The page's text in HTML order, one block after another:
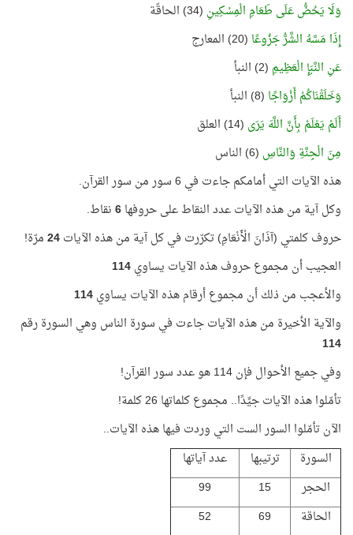
وَلَا يَحُضُّ عَلَى طَعَامِ الْمِسْكِينِ (34) الحاقّة
إِذَا مَسَّهُ الشَّرُّ جَزُوعًا (20) المعارج
عَنِ النَّبَإِ الْعَظِيمِ (2) النبأ
وَخَلَقْنَاكُمْ أَزْوَاجًا (8) النبأ
أَلَمْ يَعْلَمْ بِأَنَّ اللَّهَ يَرَى (14) العلق
مِنَ الْجِنَّةِ وَالنَّاسِ (6) الناس
هذه الآيات التي أمامكم جاءت في 6 سور من سور القرآن.
وكل آية من هذه الآيات عدد النقاط على حروفها6نقاط.
حروف كلمتي (آذَانَ الْأَنْعَامِ) تكرّرت في كل آية من هذه الآيات24مرّة!
العجيب أن مجموع حروف هذه الآيات يساوي114
والأعجب من ذلك أن مجموع أرقام هذه الآيات يساوي114
والآية الأخيرة من هذه الآيات جاءت في سورة الناس وهي السورة رقم
114
وفي جميع الأحوال فإن 114 هو عدد سور القرآن!
تأمّلوا هذه الآيات جيِّدًا.. مجموع كلماتها 26 كلمة!
الآن تأمّلوا السور الست التي وردت فيها هذه الآيات..
السورة
ترتيبها
عدد آياتها
الحجر
15
99
الحاقة
69
52